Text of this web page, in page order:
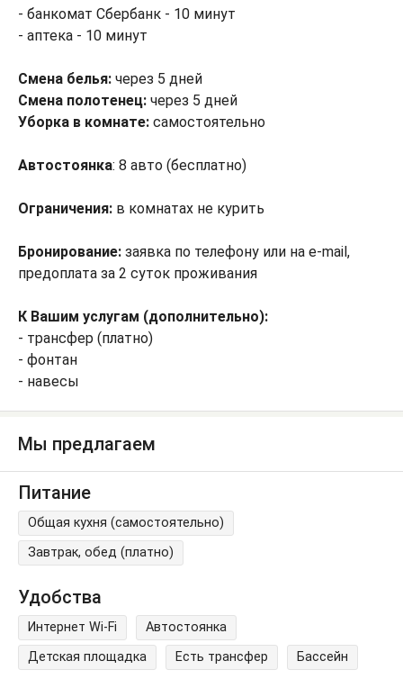
- банкомат Сбербанк - 10 минут
- аптека - 10 минут
Смена белья: через 5 дней
Смена полотенец: через 5 дней
Уборка в комнате: самостоятельно
Автостоянка: 8 авто (бесплатно)
Ограничения: в комнатах не курить
Бронирование: заявка по телефону или на e-mail,
предоплата за 2 суток проживания
К Вашим услугам (дополнительно):
- трансфер (платно)
- фонтан
- навесы
Мы предлагаем
Питание
Общая кухня (самостоятельно)
Завтрак, обед (платно)
Удобства
Интернет Wi-Fi
Автостоянка
Детская площадка
Есть трансфер Бассейн